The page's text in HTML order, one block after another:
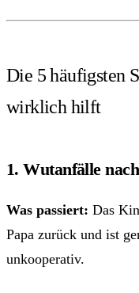
Die 5 häufigsten
wirklich hilft
1. Wutanfälle
Was passiert: Das
Papa zurück und ist
unkooperativ.